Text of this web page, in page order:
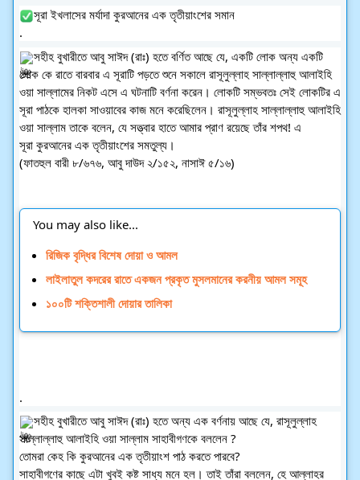
সূরা ইখলাসের মর্যাদা কুরআনের এক তৃতীয়াংশের সমান
.
সহীহ বুখারীতে আবু সাঈদ (রাঃ) হতে বর্ণিত আছে যে, একটি লোক অন্য একটি
লোক কে রাতে বারবার এ সূরাটি পড়তে শুনে সকালে রাসূলুল্লাহ সাল্লাল্লাহু আলাইহি
ওয়া সাল্লামের নিকট এসে এ ঘটনাটি বর্ণনা করেন। লোকটি সম্ভবতঃ সেই লোকটির এ
সূরা পাঠকে হালকা সাওয়াবের কাজ মনে করেছিলেন। রাসূলুল্লাহ সাল্লাল্লাহু আলাইহি
ওয়া সাল্লাম তাকে বলেন, যে সত্ত্বার হাতে আমার প্রাণ রয়েছে তাঁর শপথ! এ
সূরা কুরআনের এক তৃতীয়াংশের সমতুল্য।
(ফাতহুল বারী ৮/৬৭৬, আবু দাউদ ২/১৫২, নাসাঈ ৫/১৬)
You may also like...
রিজিক বৃদ্ধির বিশেষ দোয়া ও আমল
লাইলাতুল কদরের রাতে একজন প্রকৃত মুসলমানের করনীয় আমল সমূহ
১০০টি শক্তিশালী দোয়ার তালিকা
.
সহীহ বুখারীতে আবু সাঈদ (রাঃ) হতে অন্য এক বর্ণনায় আছে যে, রাসূলুল্লাহ
সাল্লাল্লাহু আলাইহি ওয়া সাল্লাম সাহাবীগণকে বললেন ?
তোমরা কেহ কি কুরআনের এক তৃতীয়াংশ পাঠ করতে পারবে?
সাহাবীগণের কাছে এটা খুবই কষ্ট সাধ্য মনে হল। তাই তাঁরা বললেন, হে আল্লাহর